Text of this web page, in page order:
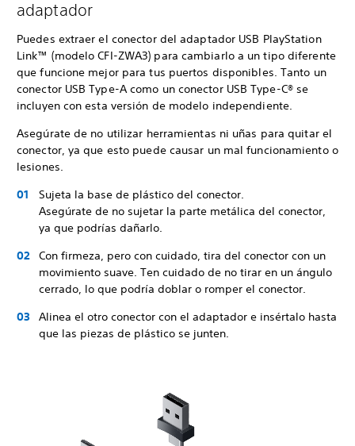
adaptador
Puedes extraer el conector del adaptador USB PlayStation
Link™ (modelo CFI-ZWA3) para cambiarlo a un tipo diferente
que funcione mejor para tus puertos disponibles. Tanto un
conector USB Type-A como un conector USB Type-C® se
incluyen con esta versión de modelo independiente.
Asegúrate de no utilizar herramientas ni uñas para quitar el
conector, ya que esto puede causar un mal funcionamiento o
lesiones.
Sujeta la base de plástico del conector.
Asegúrate de no sujetar la parte metálica del conector,
ya que podrías dañarlo.
Con firmeza, pero con cuidado, tira del conector con un
movimiento suave. Ten cuidado de no tirar en un ángulo
cerrado, lo que podría doblar o romper el conector.
Alinea el otro conector con el adaptador e insértalo hasta
que las piezas de plástico se junten.